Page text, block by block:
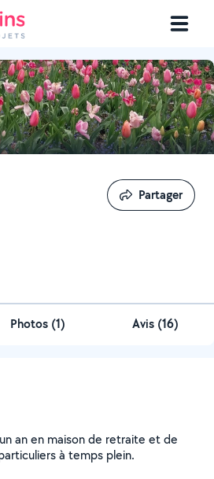
Partager
Partager
Photos (1) Avis (16)
an en maison de retraite et de
à temps plein.